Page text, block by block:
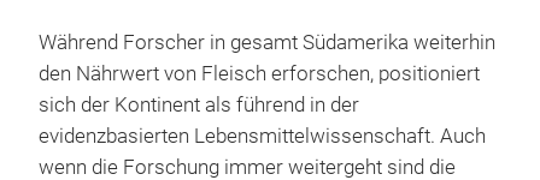
Während Forscher in gesamt Südamerika weiterhin
den Nährwert von Fleisch erforschen, positioniert
sich der Kontinent als führend in der
evidenzbasierten Lebensmittelwissenschaft. Auch
wenn die Forschung immer weitergeht sind die